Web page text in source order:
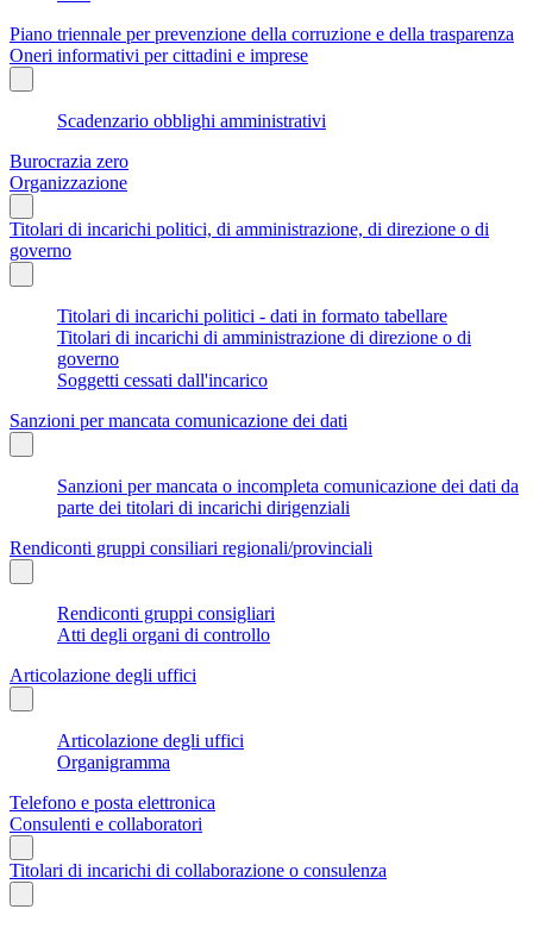
Piano triennale per prevenzione della corruzione e della trasparenza
Oneri informativi per cittadini e imprese
Scadenzario obblighi amministrativi
Burocrazia zero
Organizzazione
Titolari di incarichi politici, di amministrazione, di direzione o di
governo
Titolari di incarichi politici - dati in formato tabellare
Titolari di incarichi di amministrazione di direzione o di
governo
Soggetti cessati dall'incarico
Sanzioni per mancata comunicazione dei dati
Sanzioni per mancata o incompleta comunicazione dei dati da
parte dei titolari di incarichi dirigenziali
Rendiconti gruppi consiliari regionali/provinciali
Rendiconti gruppi consigliari
Atti degli organi di controllo
Articolazione degli uffici
Articolazione degli uffici
Organigramma
Telefono e posta elettronica
Consulenti e collaboratori
Titolari di incarichi di collaborazione o consulenza